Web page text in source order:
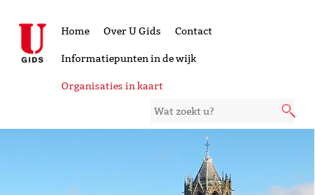
Home Over U Gids Contact
Informatiepunten in de wijk
Organisaties in kaart